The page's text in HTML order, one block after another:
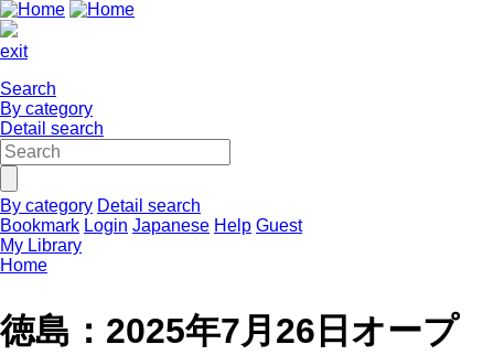
exit
Search
By category
Detail search
By category Detail search
Bookmark Login Japanese Help Guest
My Library
Home
徳島：2025年7月26日オープ